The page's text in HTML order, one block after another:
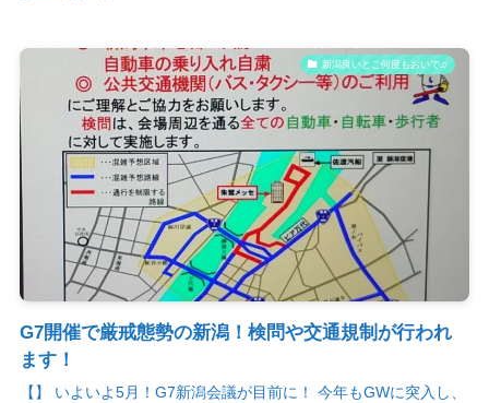
新潟良いとこ何度もおいで♫
G7開催で厳戒態勢の新潟！検問や交通規制が行われ
ます！
【】 いよいよ5月！G7新潟会議が目前に！ 今年もGWに突入し、